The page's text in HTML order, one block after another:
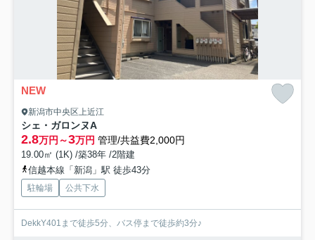
NEW
新潟市中央区上近江
シェ・ガロンヌA
2.8万円～3万円 管理/共益費2,000円
19.00㎡ (1K) /築38年 /2階建
信越本線「新潟」駅 徒歩43分
駐輪場 公共下水
DekkY401まで徒歩5分、バス停まで徒歩約3分♪